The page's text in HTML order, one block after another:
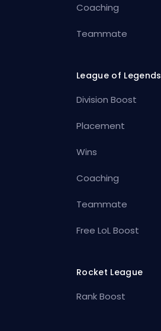
Coaching
Teammate
League of Legends
Division Boost
Placement
Wins
Coaching
Teammate
Free LoL Boost
Rocket League
Rank Boost